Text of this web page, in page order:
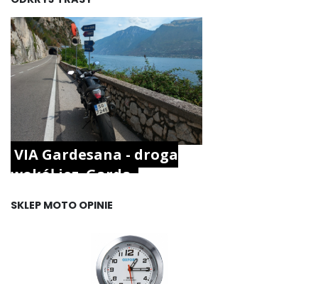
VIA Gardesana - droga
wokół jez. Garda.
SKLEP MOTO OPINIE